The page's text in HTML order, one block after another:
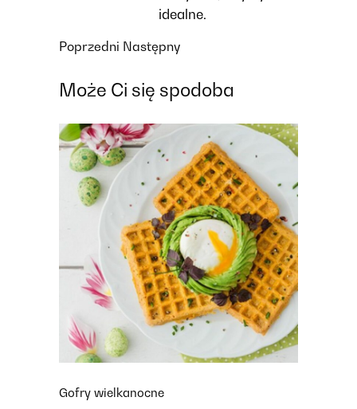
idealne.
Poprzedni Następny
Może Ci się spodoba
Gofry wielkanocne